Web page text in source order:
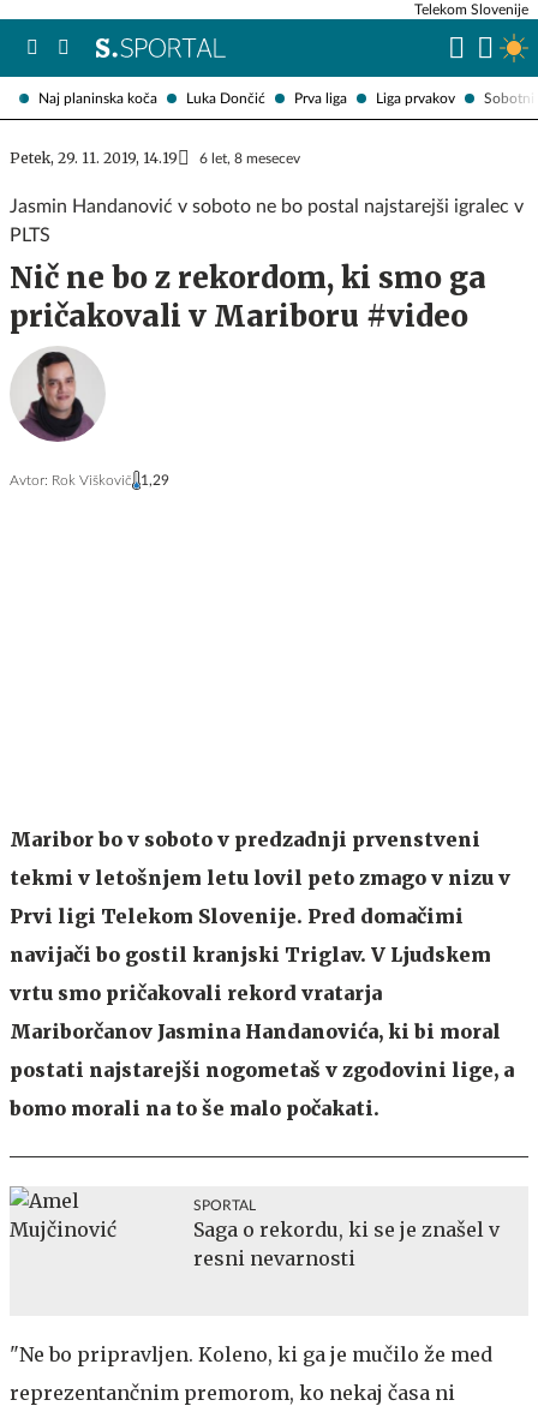
Naj planinska koča Luka Dončić Prva liga Liga prvakov Sobotni
Telekom Slovenije
Petek, 29. 11. 2019, 14.19 6 let, 8 mesecev
Jasmin Handanović v soboto ne bo postal najstarejši igralec v
PLTS
Nič ne bo z rekordom, ki smo ga
pričakovali v Mariboru #video
Avtor: Rok Viškovič 1,29
Maribor bo v soboto v predzadnji prvenstveni
tekmi v letošnjem letu lovil peto zmago v nizu v
Prvi ligi Telekom Slovenije. Pred domačimi
navijači bo gostil kranjski Triglav. V Ljudskem
vrtu smo pričakovali rekord vratarja
Mariborčanov Jasmina Handanovića, ki bi moral
postati najstarejši nogometaš v zgodovini lige, a
bomo morali na to še malo počakati.
SPORTAL
Saga o rekordu, ki se je znašel v
resni nevarnosti
"Ne bo pripravljen. Koleno, ki ga je mučilo že med
reprezentančnim premorom, ko nekaj časa ni